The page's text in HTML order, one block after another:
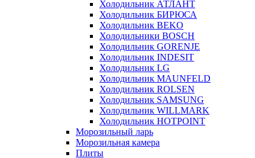
Холодильник АТЛАНТ
Холодильник БИРЮСА
Холодильник BEKO
Холодильники BOSCH
Холодильник GORENJE
Холодильник INDESIT
Холодильник LG
Холодильник MAUNFELD
Холодильник ROLSEN
Холодильник SAMSUNG
Холодильник WILLMARK
Холодильник HOTPOINT
Морозильный ларь
Морозильная камера
Плиты